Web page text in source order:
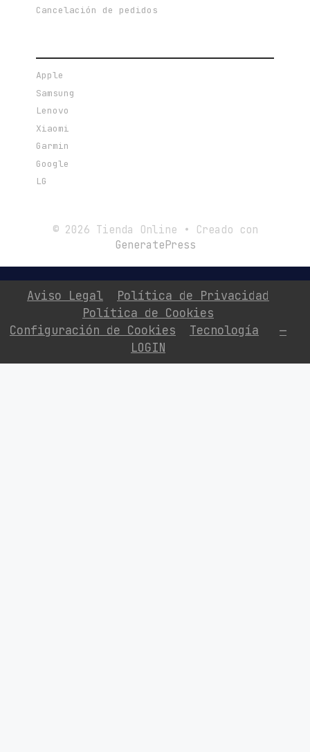
Cancelación de pedidos
Apple
Samsung
Lenovo
Xiaomi
Garmin
Google
LG
© 2026 Tienda Online • Creado con
GeneratePress
Aviso Legal
Política de Privacidad
Política de Cookies
Configuración de Cookies
Tecnología
—
LOGIN